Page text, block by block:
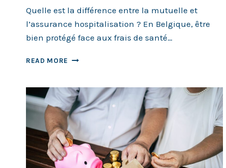
Quelle est la différence entre la mutuelle et
l’assurance hospitalisation ? En Belgique, être
bien protégé face aux frais de santé…
READ MORE QUELLE
DIFFÉRENCE
ENTRE
LA
MUTUELLE
ET
L’ASSURANCE
HOSPITALISATION